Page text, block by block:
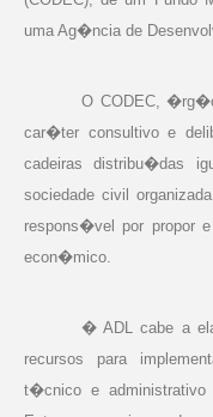
uma Ag�ncia de
O CODEC,
car�ter consultivo e
cadeiras distribu�das
sociedade civil
respons�vel por propor
econ�mico.
� ADL cabe a
recursos para
t�cnico e